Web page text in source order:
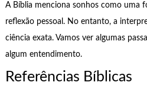
A Bíblia menciona sonhos como uma
reflexão pessoal. No entanto, a
ciência exata. Vamos ver algumas
algum entendimento.
Referências Bíblicas